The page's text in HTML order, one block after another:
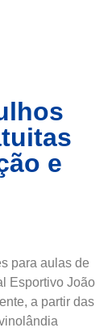
e
para aulas de
Esportivo João
a partir das